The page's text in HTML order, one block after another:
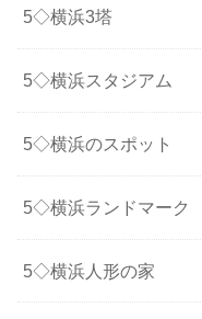
5◇横浜3塔
5◇横浜スタジアム
5◇横浜のスポット
5◇横浜ランドマーク
5◇横浜人形の家